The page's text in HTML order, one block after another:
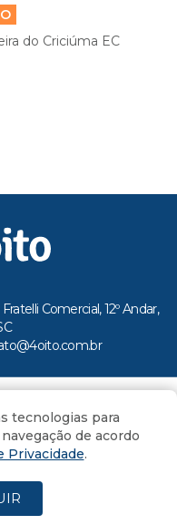
do Criciúma EC
Comercial, 12º Andar,
ao Portal 4oito
tecnologias para
de acordo
Privacidade.